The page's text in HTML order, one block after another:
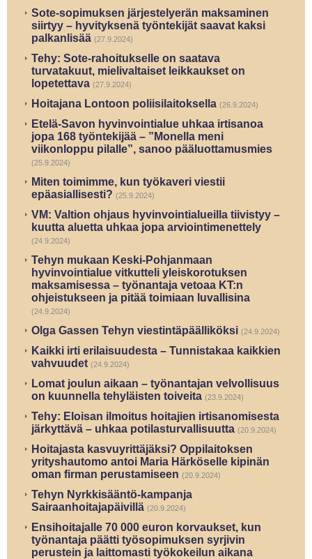
Sote-sopimuksen järjestelyerän maksaminen
siirtyy – hyvityksenä työntekijät saavat kaksi
palkanlisää (27.9.2024)
Tehy: Sote-rahoitukselle on saatava
turvatakuut, mielivaltaiset leikkaukset on
lopetettava (27.9.2024)
Hoitajana Lontoon poliisilaitoksella (26.9.2024)
Etelä-Savon hyvinvointialue uhkaa irtisanoa
jopa 168 työntekijää – ”Monella meni
viikonloppu pilalle”, sanoo pääluottamusmies
(25.9.2024)
Miten toimimme, kun työkaveri viestii
epäasiallisesti? (25.9.2024)
VM: Valtion ohjaus hyvinvointialueilla tiivistyy –
kuutta aluetta uhkaa jopa arviointimenettely
(24.9.2024)
Tehyn mukaan Keski-Pohjanmaan
hyvinvointialue vitkutteli yleiskorotuksen
maksamisessa – työnantaja vetoaa KT:n
ohjeistukseen ja pitää toimiaan luvallisina
(24.9.2024)
Olga Gassen Tehyn viestintäpäälliköksi (24.9.2024)
Kaikki irti ­erilaisuudesta – Tunnistakaa kaikkien
vahvuudet (24.9.2024)
Lomat joulun aikaan – työnantajan velvollisuus
on kuunnella tehyläisten toiveita (23.9.2024)
Tehy: Eloisan ilmoitus hoitajien irtisanomisesta
järkyttävä – uhkaa potilasturvallisuutta (20.9.2024)
Hoitajasta kasvuyrittäjäksi? Oppilaitoksen
yrityshautomo antoi Maria Härköselle kipinän
oman firman perustamiseen (20.9.2024)
Tehyn Nyrkkisääntö-kampanja
Sairaanhoitajapäivillä (20.9.2024)
Ensihoitajalle 70 000 euron korvaukset, kun
työnantaja päätti työsopimuksen syrjivin
perustein ja laittomasti työkokeilun aikana